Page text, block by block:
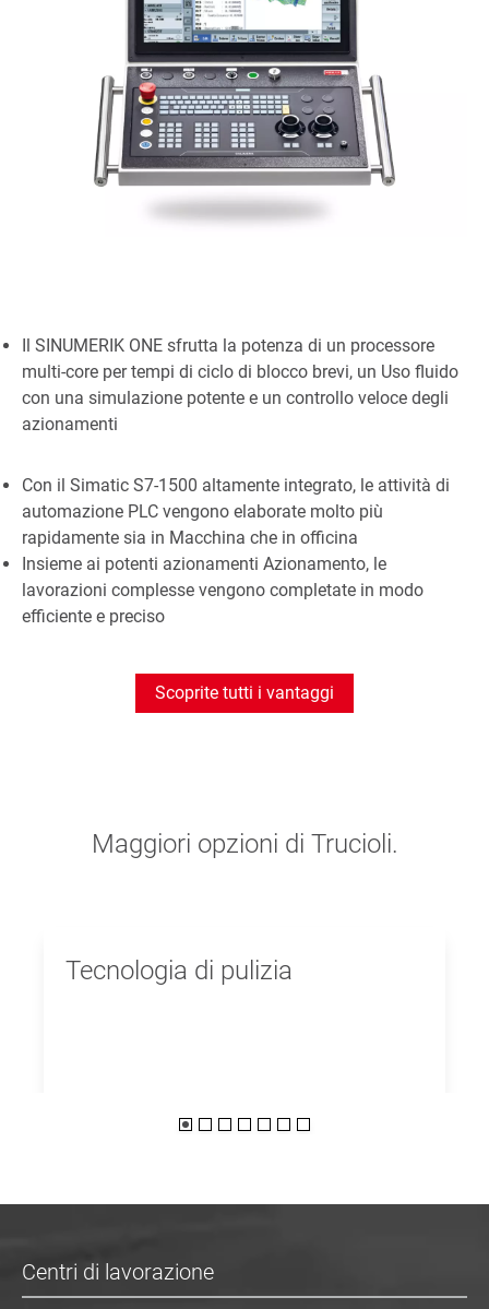
Il SINUMERIK ONE sfrutta la potenza di un processore
multi-core per tempi di ciclo di blocco brevi, un Uso fluido
con una simulazione potente e un controllo veloce degli
azionamenti
Con il Simatic S7-1500 altamente integrato, le attività di
automazione PLC vengono elaborate molto più
rapidamente sia in Macchina che in officina
Insieme ai potenti azionamenti Azionamento, le
lavorazioni complesse vengono completate in modo
efficiente e preciso
Scoprite tutti i vantaggi
Maggiori opzioni di Trucioli.
Tecnologia di pulizia
Centri di lavorazione